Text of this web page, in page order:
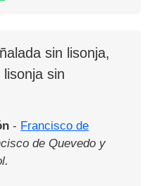
sin lisonja,
sin
- Francisco de
de Quevedo y